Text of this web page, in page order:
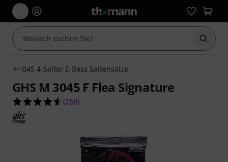
Suche
.045 4-Saiter E-Bass Saitensätze
GHS M 3045 F Flea Signature
4.6 von 5 Sternen aus 258 Kundenbewertungen
(258)